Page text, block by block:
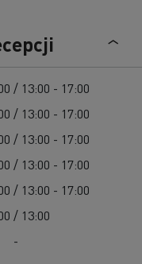
/ 13:00 - 17:00
/ 13:00 - 17:00
/ 13:00 - 17:00
/ 13:00 - 17:00
/ 13:00 - 17:00
/ 13:00
-